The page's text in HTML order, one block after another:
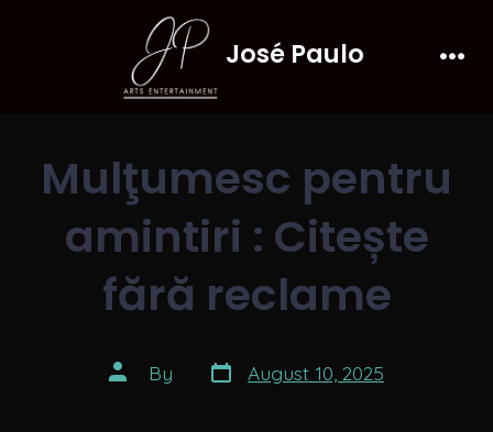
José Paulo
Mulţumesc pentru
amintiri : Citește
fără reclame
Post
author
By Post
date
August 10, 2025